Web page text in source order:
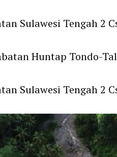
Sulawesi Tengah 2
Huntap Tondo-
Sulawesi Tengah 2